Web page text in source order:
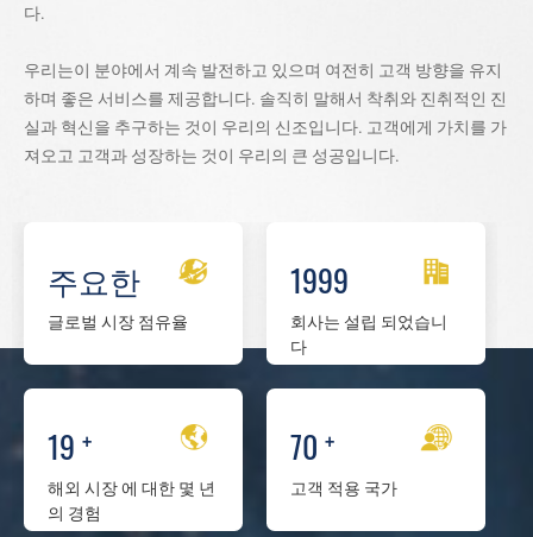
다.
우리는이 분야에서 계속 발전하고 있으며 여전히 고객 방향을 유지
하며 좋은 서비스를 제공합니다. 솔직히 말해서 착취와 진취적인 진
실과 혁신을 추구하는 것이 우리의 신조입니다. 고객에게 가치를 가
져오고 고객과 성장하는 것이 우리의 큰 성공입니다.
주요한
글로벌 시장 점유율
1999
회사는 설립 되었습니
다
19 +
해외 시장에 대한 몇 년
의 경험
70 +
고객 적용 국가